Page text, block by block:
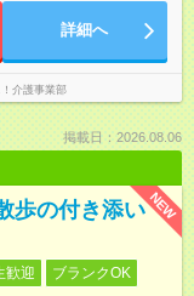
詳細へ
介護事業部
掲載日：2026.08.06
NEW
歩の付き添い
歓迎
ブランクOK